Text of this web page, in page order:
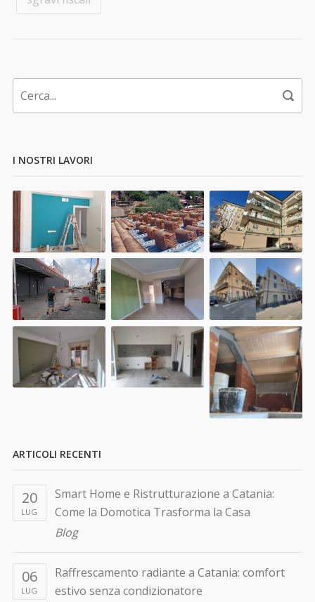
I NOSTRI LAVORI
ARTICOLI RECENTI
20
LUG
Smart Home e Ristrutturazione a Catania:
Come la Domotica Trasforma la Casa
Blog
06
LUG
Raffrescamento radiante a Catania: comfort
estivo senza condizionatore